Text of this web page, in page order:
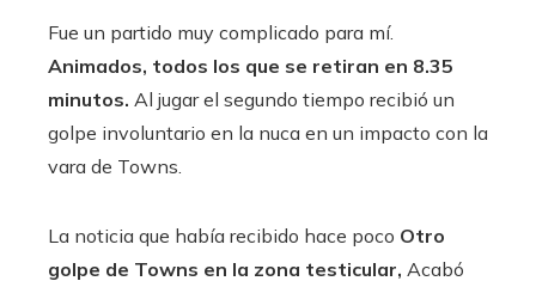
Fue un partido muy complicado para mí.
Animados, todos los que se retiran en 8.35
minutos. Al jugar el segundo tiempo recibió un
golpe involuntario en la nuca en un impacto con la
vara de Towns.
La noticia que había recibido hace poco Otro
golpe de Towns en la zona testicular, Acabó